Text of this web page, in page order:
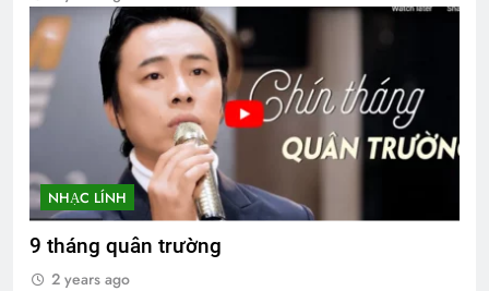
NHẠC LÍNH
9 tháng quân trường
2 years ago